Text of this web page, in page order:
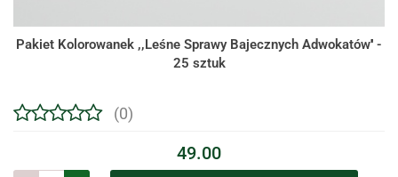
Pakiet Kolorowanek ,,Leśne Sprawy Bajecznych Adwokatów'' -
25 sztuk
(0)
49.00